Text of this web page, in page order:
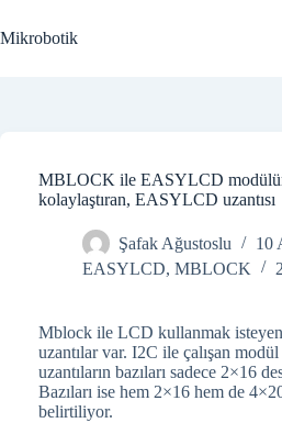
to
content
Mikrobotik
MBLOCK ile EASYLCD
kolaylaştıran, EASYLCD uzantısı
Şafak Ağustoslu
10
EASYLCD, MBLOCK
Mblock ile LCD kullanmak
uzantılar var. I2C ile çalışan modül
uzantıların bazıları sadece 2×16
Bazıları ise hem 2×16 hem de
belirtiliyor.